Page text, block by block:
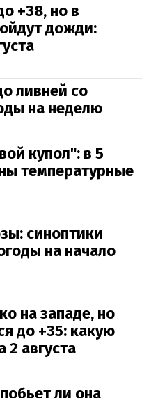
+38, но в
дожди:
ливней со
на неделю
купол": в 5
температурные
синоптики
на начало
на западе, но
до +35: какую
2 августа
ли она